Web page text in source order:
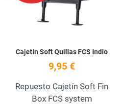
Cajetín Soft Quillas FCS Indio
9,95 €
Repuesto Cajetín Soft Fin
Box FCS system